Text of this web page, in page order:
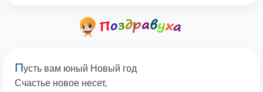
Пусть вам юный Новый год
Счастье новое несет,